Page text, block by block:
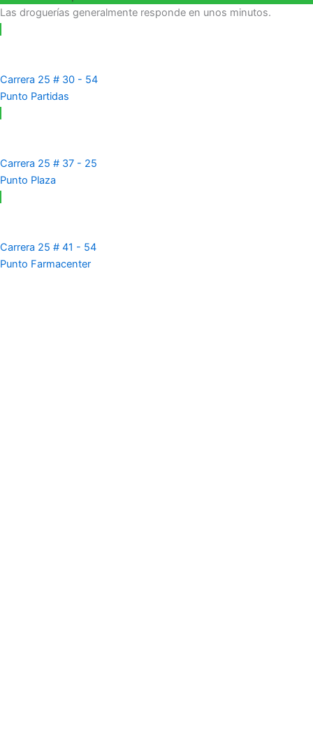
Las droguerías generalmente responde en unos minutos.
Carrera 25 # 30 - 54
Punto Partidas
Carrera 25 # 37 - 25
Punto Plaza
Carrera 25 # 41 - 54
Punto Farmacenter